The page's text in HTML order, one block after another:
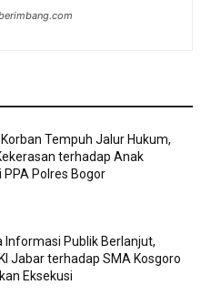
Tempuh Jalur Hukum,
terhadap Anak
PPA Polres Bogor
Informasi Publik Berlanjut,
Jabar terhadap SMA Kosgoro
Eksekusi